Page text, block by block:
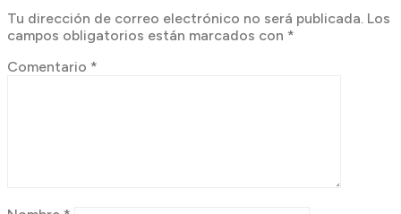
Tu dirección de correo electrónico no será publicada. Los
campos obligatorios están marcados con *
Comentario *